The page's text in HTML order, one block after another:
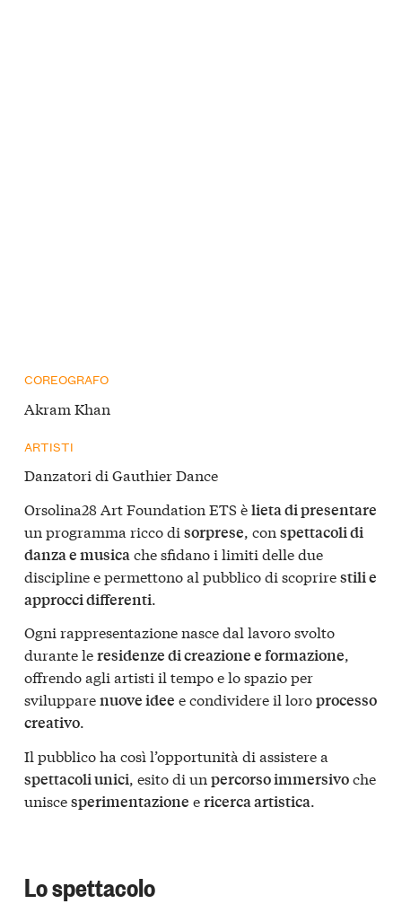
COREOGRAFO
Akram Khan
ARTISTI
Danzatori di Gauthier Dance
Orsolina28 Art Foundation ETS èlieta di presentare
un programma ricco di sorprese, con spettacoli di
danza e musicache sfidano i limiti delle due
discipline e permettono al pubblico di scoprirestili e
approcci differenti.
Ogni rappresentazione nasce dal lavoro svolto
durante leresidenze di creazione e formazione,
offrendo agli artisti il tempo e lo spazio per
svilupparenuove idee e condividere il loroprocesso
creativo.
Il pubblico ha così l’opportunità di assistere a
spettacoli unici, esito di un percorso immersivoche
uniscesperimentazione ericerca artistica.
Lo spettacolo